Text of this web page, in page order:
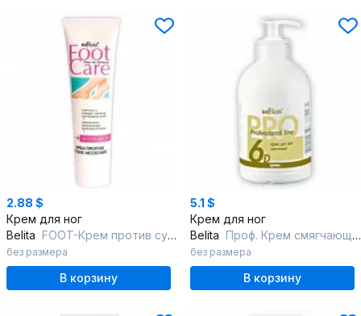
2.88 $
Крем для ног
Belita FOOT-Крем против сухих мозолей
без размера
В корзину
5.1 $
Крем для ног
Belita Проф. Крем смягчающий для ног
без размера
В корзину